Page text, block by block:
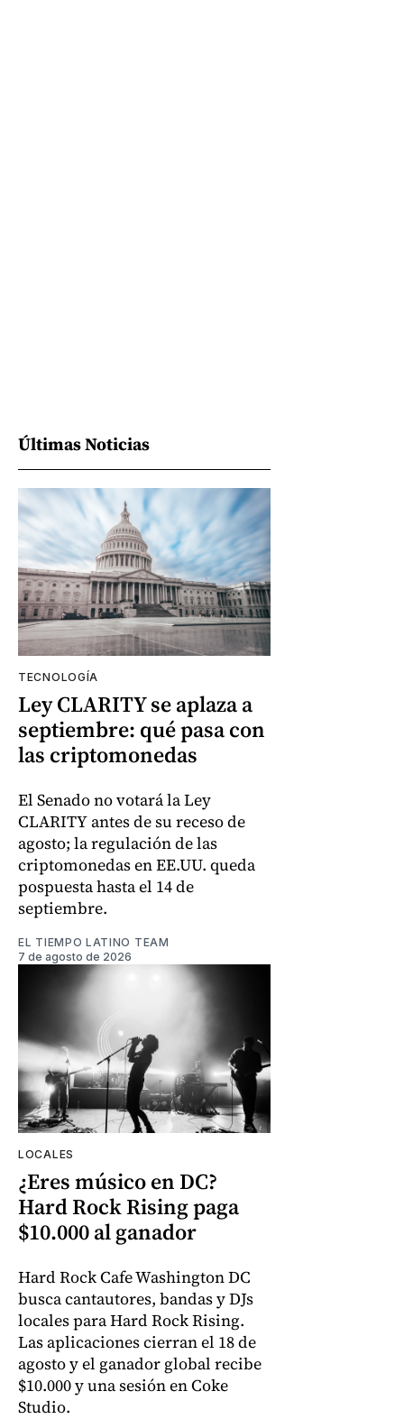
Últimas Noticias
TECNOLOGÍA
Ley CLARITY se aplaza a
septiembre: qué pasa con
las criptomonedas
El Senado no votará la Ley
CLARITY antes de su receso de
agosto; la regulación de las
criptomonedas en EE.UU. queda
pospuesta hasta el 14 de
septiembre.
EL TIEMPO LATINO TEAM
7 de agosto de 2026
LOCALES
¿Eres músico en DC?
Hard Rock Rising paga
$10.000 al ganador
Hard Rock Cafe Washington DC
busca cantautores, bandas y DJs
locales para Hard Rock Rising.
Las aplicaciones cierran el 18 de
agosto y el ganador global recibe
$10.000 y una sesión en Coke
Studio.